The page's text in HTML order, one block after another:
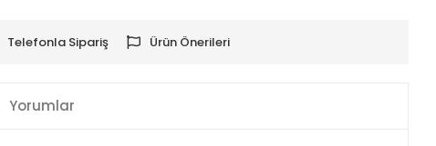
Telefonla Sipariş Ürün Önerileri
Yorumlar